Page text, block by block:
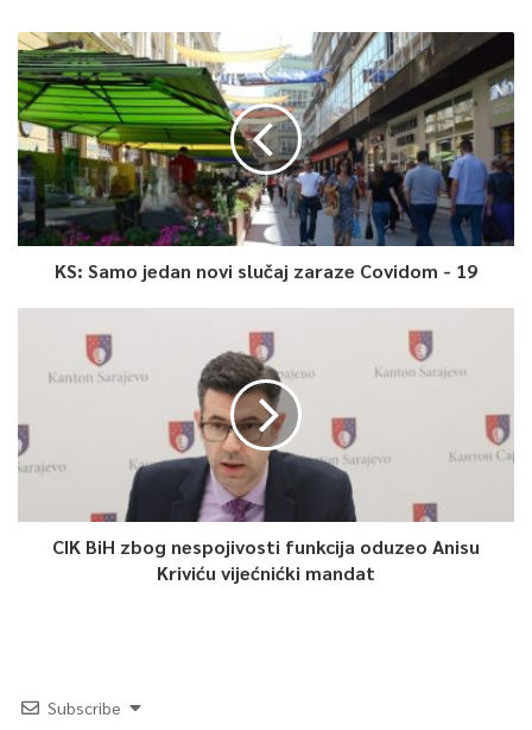
KS: Samo jedan novi slučaj zaraze Covidom - 19
CIK BiH zbog nespojivosti funkcija oduzeo Anisu
Kriviću vijećnićki mandat
Subscribe